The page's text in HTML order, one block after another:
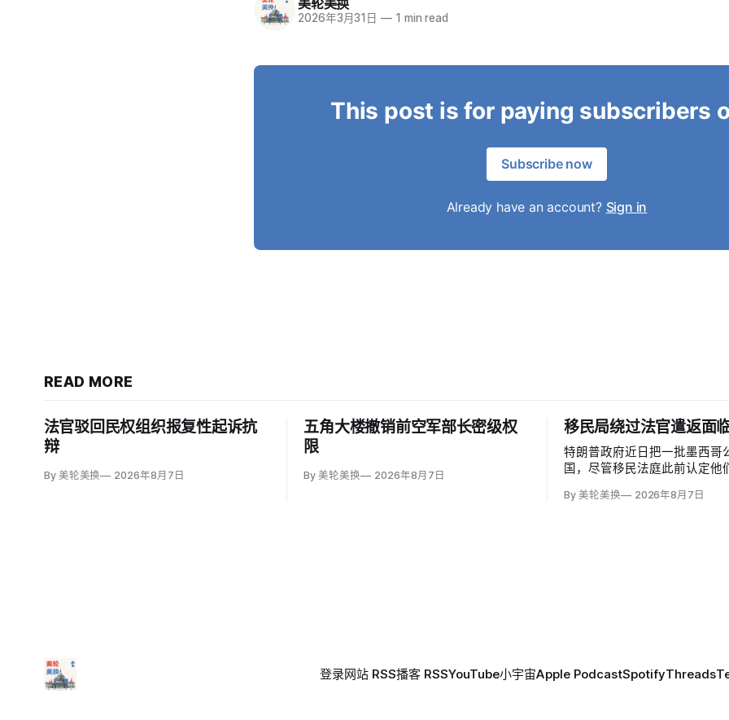
2026年3月31日 — 1 min read
This post is for paying subscribers
Subscribe now
Already have an account? Sign in
READ MORE
法官驳回民权组织报复性起诉抗
辩
By 美轮美换 2026年8月7日
五角大楼撤销前空军部长密级权
限
By 美轮美换 2026年8月7日
移民局绕过法官遣返面
特朗普政府近日把一批墨西哥
国，尽管移民法庭此前认定他
给予暂缓遣返保护。知情人士
By 美轮美换 2026年8月7日
登录网站 RSS播客 RSSYouTube小宇宙Apple PodcastSpotifyThreads